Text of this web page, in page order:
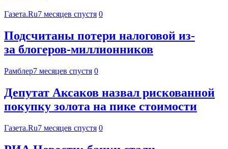
Газета.Ru7 месяцев спустя 0
Подсчитаны потери налоговой из-
за блогеров-миллионников
Рамблер7 месяцев спустя 0
Депутат Аксаков назвал рискованной
покупку золота на пике стоимости
Газета.Ru7 месяцев спустя 0